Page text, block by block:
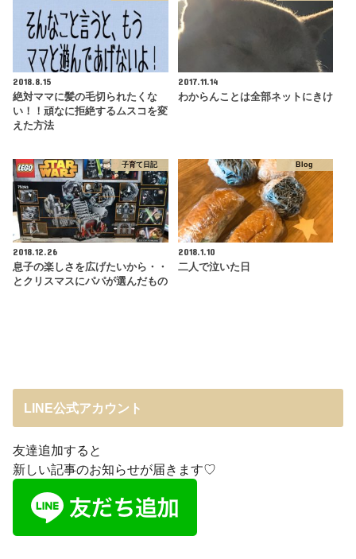
2018.8.15
絶対ママに髪の毛切られたくな
い！！頑なに拒絶するムスコを変
えた方法
2017.11.14
わからんことは全部ネットにきけ
子育て日記
2018.12.26
息子の楽しさを広げたいから・・
とクリスマスにパパが選んだもの
Blog
2018.1.10
二人で泣いた日
LINE公式アカウント
友達追加すると
新しい記事のお知らせが届きます♡